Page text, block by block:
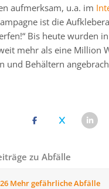
aufmerksam, u.a. im
ist die
Bis heute wurden
mehr als eine Million
und Behältern
zu Abfälle
Mehr gefährliche Abfälle